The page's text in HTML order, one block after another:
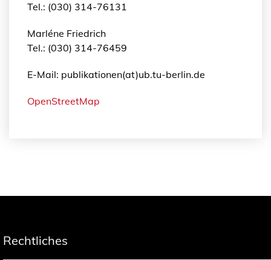
Tel.: (030) 314-76131
Marléne Friedrich
Tel.: (030) 314-76459
E-Mail: publikationen(at)ub.tu-berlin.de
OpenStreetMap
Rechtliches